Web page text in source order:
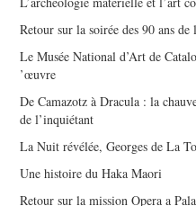
Retour sur la soirée des 90 ans de
Le Musée National d’Art de
’œuvre
De Camazotz à Dracula : la
de l’inquiétant
La Nuit révélée, Georges de La
Une histoire du Haka Maori
Retour sur la mission Opera a